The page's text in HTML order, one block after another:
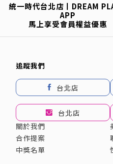
統一時代台北店丨DREAM
APP
馬上享受會員權益優惠
追蹤我們
台北店
台北店
關於我們
合作提案
中獎名單